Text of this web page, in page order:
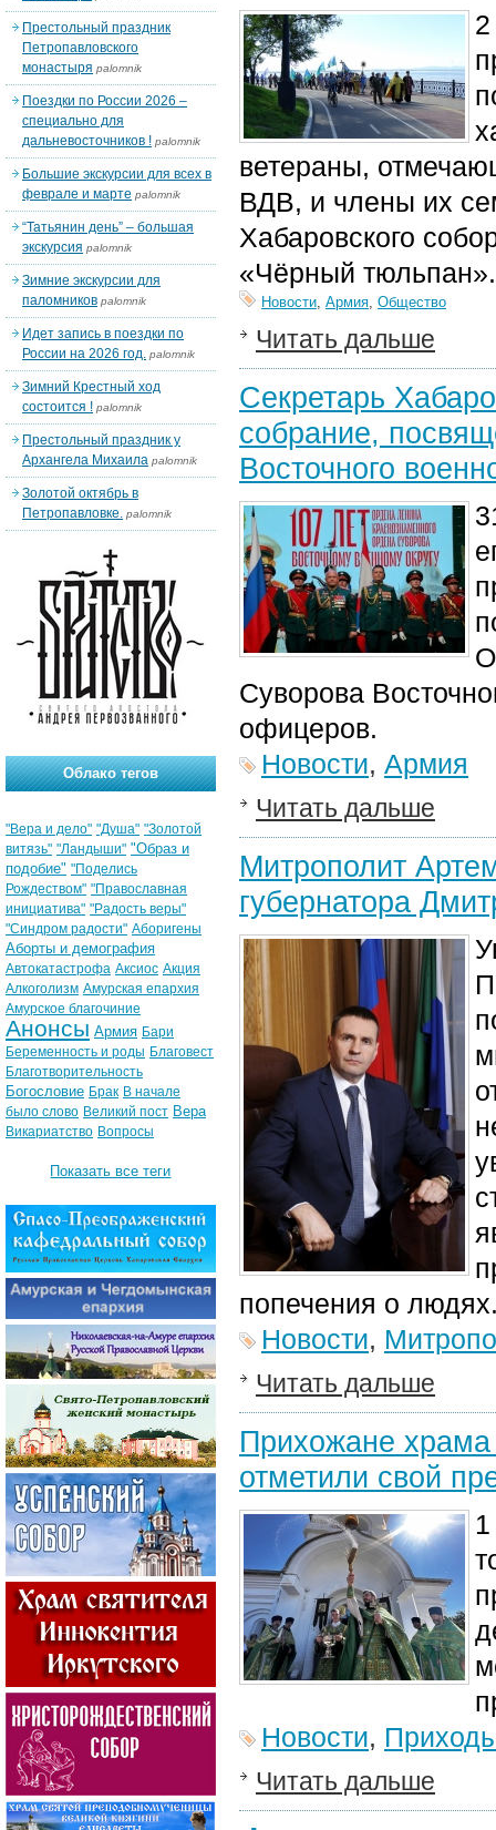
ветераны,
ВДВ, и члены их
Хабаровского
«Чёрный тюльпан».
Новости, Армия, Общество
Читать дальше
Секретарь
собрание,
Восточного
Суворова
офицеров.
Новости, Армия
Читать дальше
Митрополит
губернатора
попечения о
Новости,
Читать дальше
Прихожане
отметили свой
Новости,
Читать дальше
Престольный праздник
Петропавловского
монастыря palomnik
Поездки по России 2026 –
специально для
дальневосточников ! palomnik
Большие экскурсии для всех в
феврале и марте palomnik
“Татьянин день” – большая
экскурсия palomnik
Зимние экскурсии для
паломников palomnik
Идет запись в поездки по
России на 2026 год. palomnik
Зимний Крестный ход
состоится ! palomnik
Престольный праздник у
Архангела Михаила palomnik
Золотой октябрь в
Петропавловке. palomnik
Облако тегов
"Вера и дело" "Душа" "Золотой
витязь" "Ландыши" "Образ и
подобие" "Поделись
Рождеством" "Православная
инициатива" "Радость веры"
"Синдром радости" Аборигены
Аборты и демография
Автокатастрофа Аксиос Акция
Алкоголизм Амурская епархия
Амурское благочиние
Анонсы Армия Бари
Беременность и роды Благовест
Благотворительность
Богословие Брак В начале
было слово Великий пост Вера
Викариатство Вопросы
Показать все теги